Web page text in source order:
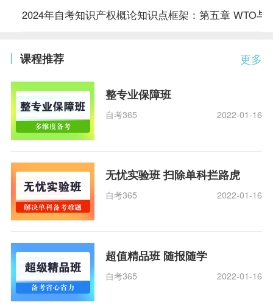
2024年自考知识产权概论知识点框架：第五章 WTO与
更多
课程推荐
整专业保障班
自考365 2022-01-16
无忧实验班 扫除单科拦路虎
自考365 2022-01-16
超值精品班 随报随学
自考365 2022-01-16